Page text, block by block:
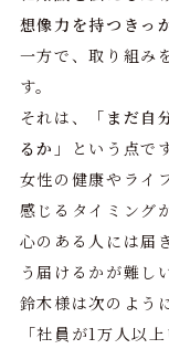
想像力を持つきっ
一方で、取り組み
す。
それは、
「まだ
るか」
という点で
女性の健康やライ
感じるタイミング
心のある人には届
う届けるかが難し
鈴木様は次のよう
「社員が1万人以